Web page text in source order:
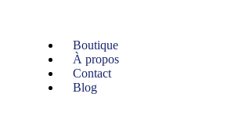
Boutique
À propos
Contact
Blog